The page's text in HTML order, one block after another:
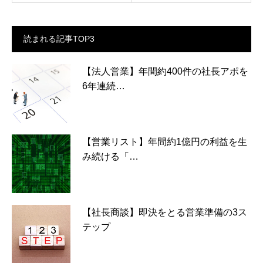
読まれる記事TOP3
【法人営業】年間約400件の社長アポを
6年連続…
【営業リスト】年間約1億円の利益を生
み続ける「…
【社長商談】即決をとる営業準備の3ス
テップ